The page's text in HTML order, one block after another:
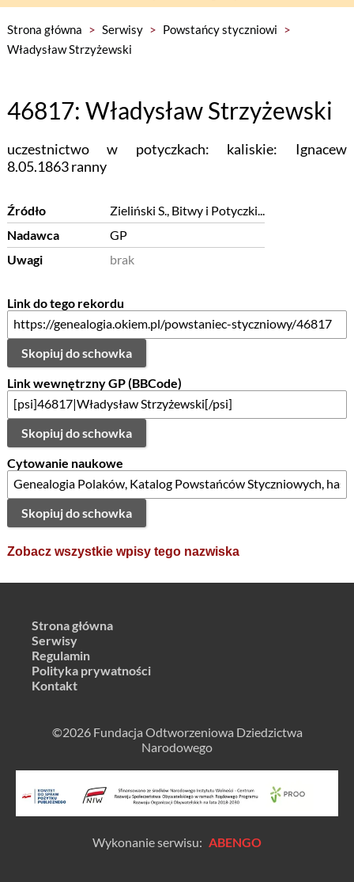
Strona główna > Serwisy > Powstańcy styczniowi >
Władysław Strzyżewski
46817: Władysław Strzyżewski
uczestnictwo w potyczkach: kaliskie: Ignacew
8.05.1863 ranny
Źródło
Zieliński S., Bitwy i Potyczki...
Nadawca
GP
Uwagi
brak
Link do tego rekordu
Skopiuj do schowka
Link wewnętrzny GP (BBCode)
Skopiuj do schowka
Cytowanie naukowe
Skopiuj do schowka
Zobacz wszystkie wpisy tego nazwiska
Strona główna
Serwisy
Regulamin
Polityka prywatności
Kontakt
©2026 Fundacja Odtworzeniowa Dziedzictwa
Narodowego
Wykonanie serwisu: ABENGO